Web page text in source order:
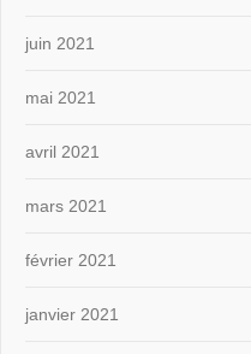
juin 2021
mai 2021
avril 2021
mars 2021
février 2021
janvier 2021